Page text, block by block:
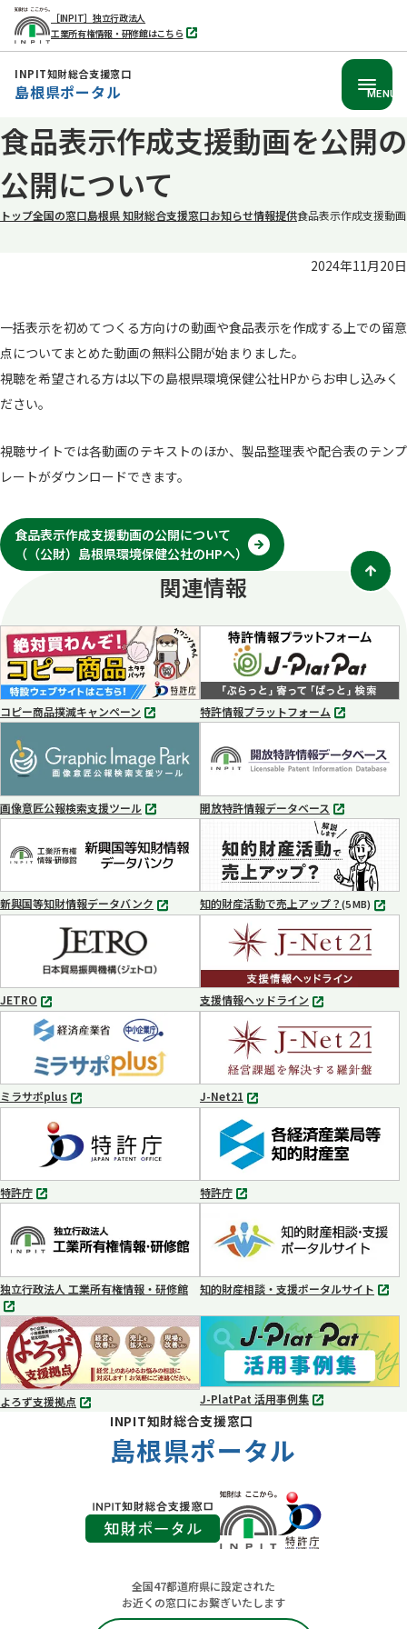
本
文
へ
［INPIT］独立行政法人
工業所有権情報・研修館はこちら
別
タ
INPIT知財総合支援窓口
島根県ポータル MENU
食品表示作成支援動画を公開の
公開について
トップ全国の窓口島根県 知財総合支援窓口お知らせ情報提供食品表示作成支援動
2024年11月20日
一括表示を初めてつくる方向けの動画や食品表示を作成する上での留意
点についてまとめた動画の無料公開が始まりました。
視聴を希望される方は以下の島根県環境保健公社HPからお申し込みく
ださい。
視聴サイトでは各動画のテキストのほか、製品整理表や配合表のテンプ
レートがダウンロードできます。
食品表示作成支援動画の公開について
（（公財）島根県環境保健公社のHPへ）
別
タ
く
関連情報
コピー商品撲滅キャンペーン
別
で
開
く
特許情報プラットフォーム
別
ブ
で
く
画像意匠公報検索支援ツール
別
ブ
で
く
開放特許情報データベース
別
タ
ブ
で
開
く
新興国等知財情報データバンク
別
開
く
知的財産活動で売上アップ？(5 MB) MP4
JETRO
別
タ
ブ
で
開
く
支援情報ヘッドライン
別
タ
ブ
で
開
く
ミラサポplus
別
ブ
で
開
く
J-Net21
別
タ
ブ
で
開
く
特許庁
別
ブ
で
く
特許庁
別
ブ
で
開
く
独立行政法人 工業所有権情報・研修館
別
タ
ブ
で
知的財産相談・支援ポータルサイト
別
タ
開
く
よろず支援拠点
別
J-PlatPat 活用事例集
別
INPIT知財総合支援窓口
島根県ポータル
全国47都道府県に設定された
お近くの窓口にお繋ぎいたします